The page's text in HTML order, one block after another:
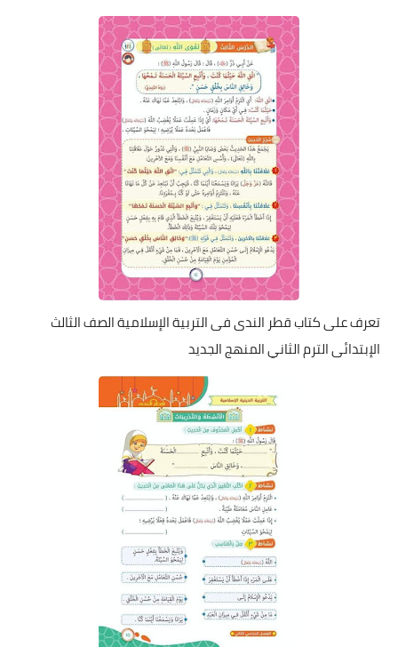
تعرف على كتاب قطر الندى فى التربية الإسلامية الصف الثالث
الإبتدائى الترم الثاني المنهج الجديد